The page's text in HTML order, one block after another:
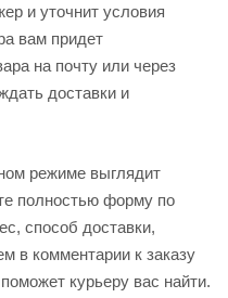
и уточнит условия
вам придет
на почту или через
доставки и
режиме выглядит
полностью форму по
способ доставки,
в комментарии к заказу
курьеру вас найти.